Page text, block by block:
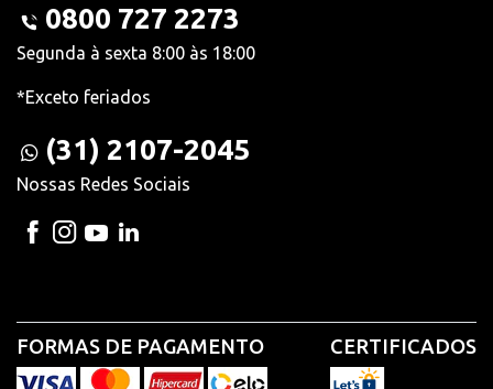
0800 727 2273
Segunda à sexta 8:00 às 18:00
*Exceto feriados
(31) 2107-2045
Nossas Redes Sociais
FORMAS DE PAGAMENTO CERTIFICADOS